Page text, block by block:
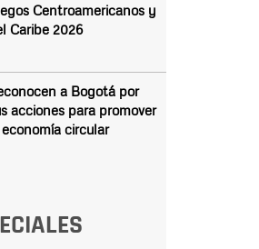
Centroamericanos y
Caribe 2026
a Bogotá por
acciones para promover
circular